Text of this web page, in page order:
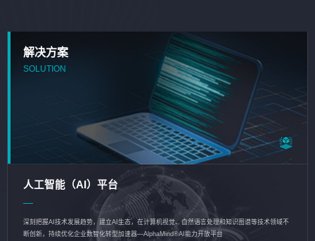
解决方案
SOLUTION
人工智能（AI）平台
深刻把握AI技术发展趋势，建立AI生态，在计算机视觉、自然语言处理和知识图谱等技术领域不
断创新，持续优化企业数智化转型加速器—AlphaMind®AI能力开放平台